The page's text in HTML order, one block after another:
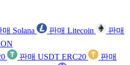
매 Solana 판매 Litecoin
판매
판매 USDT ERC20
판매